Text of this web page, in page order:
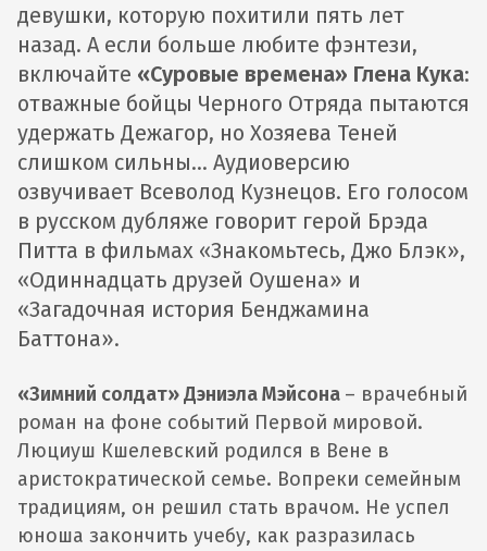
девушки, которую похитили пять лет
назад. А если больше любите фэнтези,
включайте «Суровые времена» Глена Кука:
отважные бойцы Черного Отряда пытаются
удержать Дежагор, но Хозяева Теней
слишком сильны… Аудиоверсию
озвучивает Всеволод Кузнецов. Его голосом
в русском дубляже говорит герой Брэда
Питта в фильмах «Знакомьтесь, Джо Блэк»,
«Одиннадцать друзей Оушена» и
«Загадочная история Бенджамина
Баттона».
«Зимний солдат» Дэниэла Мэйсона – врачебный
роман на фоне событий Первой мировой.
Люциуш Кшелевский родился в Вене в
аристократической семье. Вопреки семейным
традициям, он решил стать врачом. Не успел
юноша закончить учебу, как разразилась